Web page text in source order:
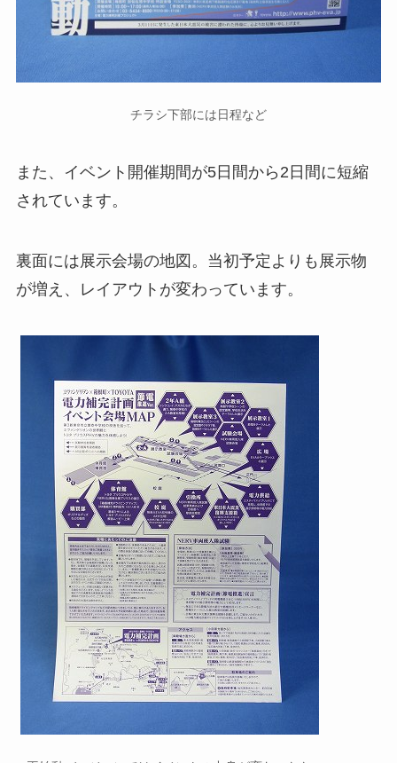
チラシ下部には日程など
また、イベント開催期間が5日間から2日間に短縮
されています。
裏面には展示会場の地図。当初予定よりも展示物
が増え、レイアウトが変わっています。